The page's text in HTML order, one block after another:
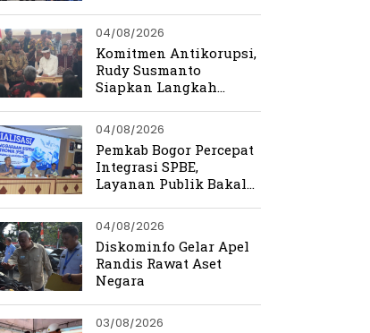
Perjuangan
Kemerdekaan
04/08/2026
Komitmen Antikorupsi,
Rudy Susmanto
Siapkan Langkah
Pemerintahan
04/08/2026
Pemkab Bogor Percepat
Integrasi SPBE,
Layanan Publik Bakal
Terpadu
04/08/2026
Diskominfo Gelar Apel
Randis Rawat Aset
Negara
03/08/2026